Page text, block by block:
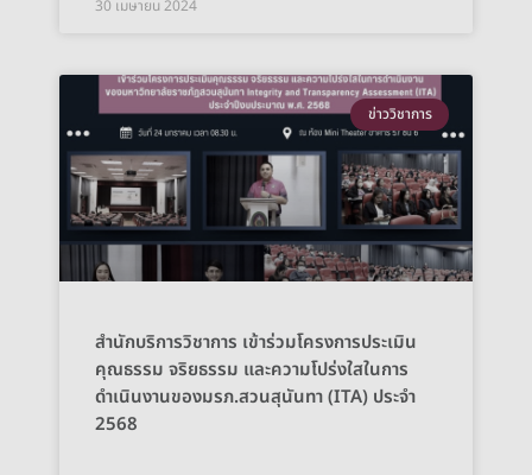
30 เมษายน 2024
ข่าววิชาการ
สำนักบริการวิชาการ เข้าร่วมโครงการประเมิน
คุณธรรม จริยธรรม และความโปร่งใสในการ
ดำเนินงานของมรภ.สวนสุนันทา (ITA) ประจำ
2568